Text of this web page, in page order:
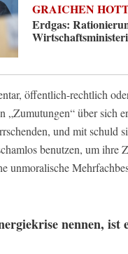
GRAICHEN
Erdgas:
öffentlich-rechtlich
„Zumutungen“ über sich
und mit schuld
benutzen, um ihre
unmoralische
nennen, ist